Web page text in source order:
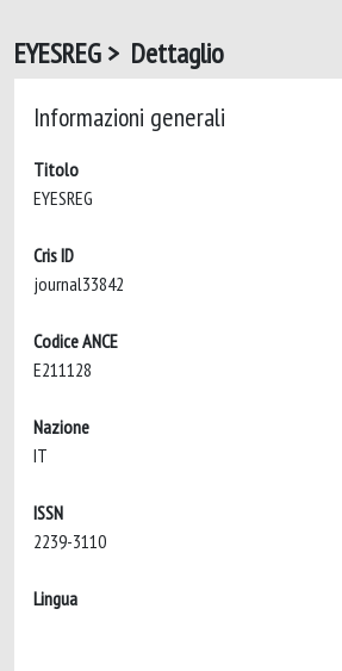
EYESREG > Dettaglio
Informazioni generali
Titolo
Cris ID
Codice ANCE
Nazione
ISSN
Lingua